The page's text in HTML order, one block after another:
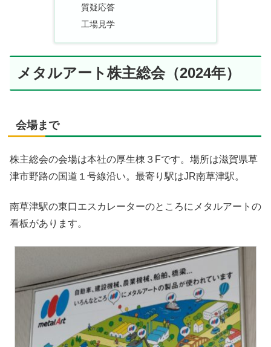
質疑応答
工場見学
メタルアート株主総会（2024年）
会場まで
株主総会の会場は本社の厚生棟３Fです。場所は滋賀県草
津市野路の国道１号線沿い。最寄り駅はJR南草津駅。
南草津駅の東口エスカレーターのところにメタルアートの
看板があります。